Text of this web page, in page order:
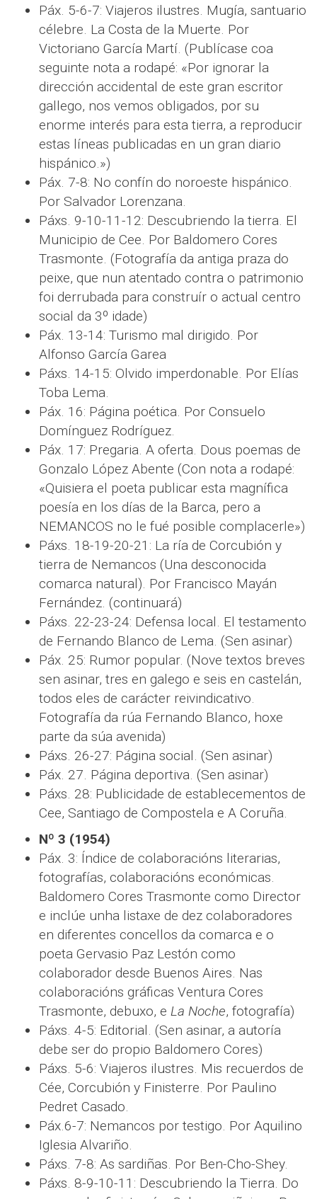
Páx. 5-6-7: Viajeros ilustres. Mugía, santuario
célebre. La Costa de la Muerte. Por
Victoriano García Martí. (Publícase coa
seguinte nota a rodapé: «Por ignorar la
dirección accidental de este gran escritor
gallego, nos vemos obligados, por su
enorme interés para esta tierra, a reproducir
estas líneas publicadas en un gran diario
hispánico.»)
Páx. 7-8: No confín do noroeste hispánico.
Por Salvador Lorenzana.
Páxs. 9-10-11-12: Descubriendo la tierra. El
Municipio de Cee. Por Baldomero Cores
Trasmonte. (Fotografía da antiga praza do
peixe, que nun atentado contra o patrimonio
foi derrubada para construír o actual centro
social da 3º idade)
Páx. 13-14: Turismo mal dirigido. Por
Alfonso García Garea
Páxs. 14-15: Olvido imperdonable. Por Elías
Toba Lema.
Páx. 16: Página poética. Por Consuelo
Domínguez Rodríguez.
Páx. 17: Pregaria. A oferta. Dous poemas de
Gonzalo López Abente (Con nota a rodapé:
«Quisiera el poeta publicar esta magnífica
poesía en los días de la Barca, pero a
NEMANCOS no le fué posible complacerle»)
Páxs. 18-19-20-21: La ría de Corcubión y
tierra de Nemancos (Una desconocida
comarca natural). Por Francisco Mayán
Fernández. (continuará)
Páxs. 22-23-24: Defensa local. El testamento
de Fernando Blanco de Lema. (Sen asinar)
Páx. 25: Rumor popular. (Nove textos breves
sen asinar, tres en galego e seis en castelán,
todos eles de carácter reivindicativo.
Fotografía da rúa Fernando Blanco, hoxe
parte da súa avenida)
Páxs. 26-27: Página social. (Sen asinar)
Páx. 27. Página deportiva. (Sen asinar)
Páxs. 28: Publicidade de establecementos de
Cee, Santiago de Compostela e A Coruña.
Nº 3 (1954)
Páx. 3: Índice de colaboracións literarias,
fotografías, colaboracións económicas.
Baldomero Cores Trasmonte como Director
e inclúe unha listaxe de dez colaboradores
en diferentes concellos da comarca e o
poeta Gervasio Paz Lestón como
colaborador desde Buenos Aires. Nas
colaboracións gráficas Ventura Cores
Trasmonte, debuxo, e La Noche, fotografía)
Páxs. 4-5: Editorial. (Sen asinar, a autoría
debe ser do propio Baldomero Cores)
Páxs. 5-6: Viajeros ilustres. Mis recuerdos de
Cée, Corcubión y Finisterre. Por Paulino
Pedret Casado.
Páx.6-7: Nemancos por testigo. Por Aquilino
Iglesia Alvariño.
Páxs. 7-8: As sardiñas. Por Ben-Cho-Shey.
Páxs. 8-9-10-11: Descubriendo la Tierra. Do